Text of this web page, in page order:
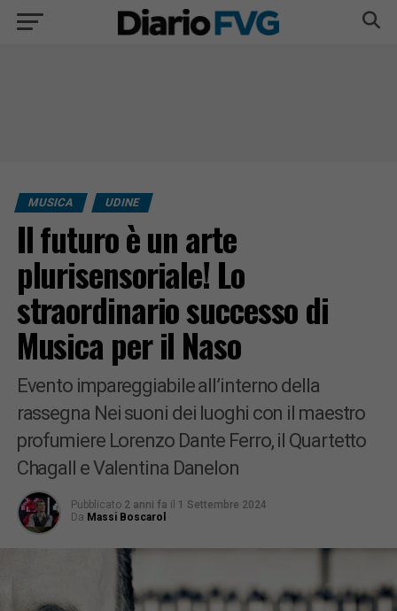
MUSICA UDINE
Il futuro è un arte
plurisensoriale! Lo
straordinario successo di
Musica per il Naso
Evento impareggiabile all’interno della
rassegna Nei suoni dei luoghi con il maestro
profumiere Lorenzo Dante Ferro, il Quartetto
Chagall e Valentina Danelon
Pubblicato 2 anni fa il 1 Settembre 2024
Da Massi Boscarol